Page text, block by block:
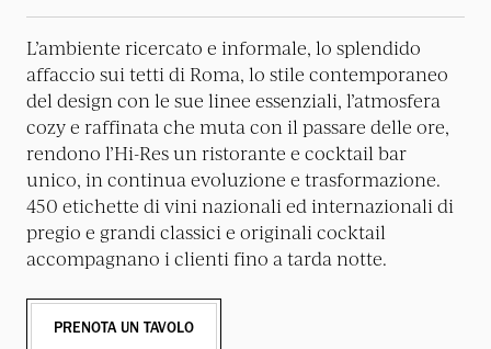
L’ambiente ricercato e informale, lo splendido
affaccio sui tetti di Roma, lo stile contemporaneo
del design con le sue linee essenziali, l’atmosfera
cozy e raffinata che muta con il passare delle ore,
rendono l’Hi-Res un ristorante e cocktail bar
unico, in continua evoluzione e trasformazione.
450 etichette di vini nazionali ed internazionali di
pregio e grandi classici e originali cocktail
accompagnano i clienti fino a tarda notte.
PRENOTA UN TAVOLO